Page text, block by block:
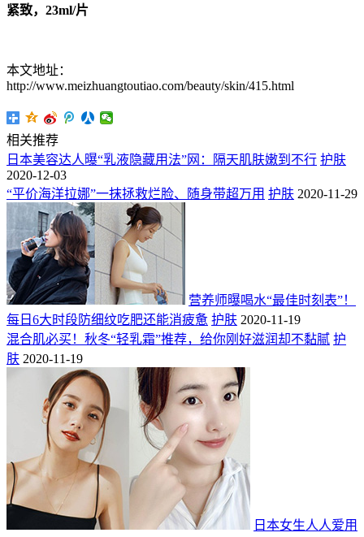
紧致，23ml/片
本文地址：
http://www.meizhuangtoutiao.com/beauty/skin/415.html
相关推荐
日本美容达人曝“乳液隐藏用法”网：隔天肌肤嫩到不行 护肤
2020-12-03
“平价海洋拉娜”一抹拯救烂脸、随身带超万用 护肤 2020-11-29
营养师曝喝水“最佳时刻表”！
每日6大时段防细纹吃肥还能消疲惫 护肤 2020-11-19
混合肌必买！秋冬“轻乳霜”推荐，给你刚好滋润却不黏腻 护
肤 2020-11-19
日本女生人人爱用